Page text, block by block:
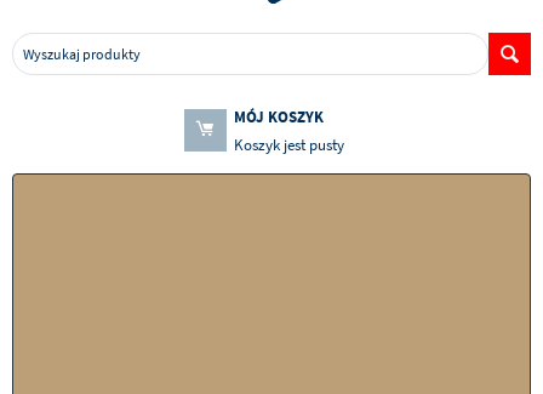
MÓJ KOSZYK
Koszyk jest pusty